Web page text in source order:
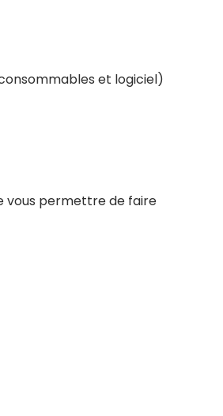
et logiciel)
vous permettre de faire